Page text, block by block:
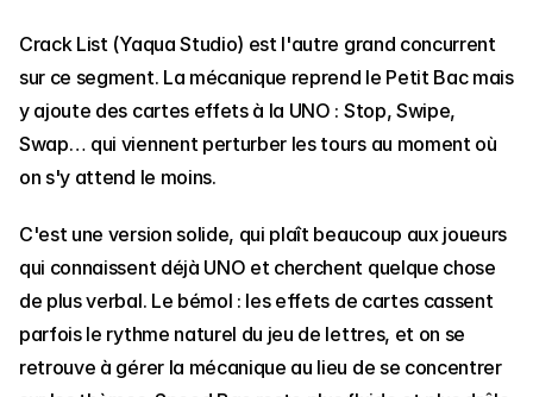
Crack List (Yaqua Studio) est l'autre grand concurrent
sur ce segment. La mécanique reprend le Petit Bac mais
y ajoute des cartes effets à la UNO : Stop, Swipe,
Swap… qui viennent perturber les tours au moment où
on s'y attend le moins.
C'est une version solide, qui plaît beaucoup aux joueurs
qui connaissent déjà UNO et cherchent quelque chose
de plus verbal. Le bémol : les effets de cartes cassent
parfois le rythme naturel du jeu de lettres, et on se
retrouve à gérer la mécanique au lieu de se concentrer